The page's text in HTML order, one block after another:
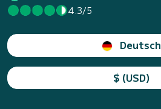
4.3/5
Deutsch
$ (USD)